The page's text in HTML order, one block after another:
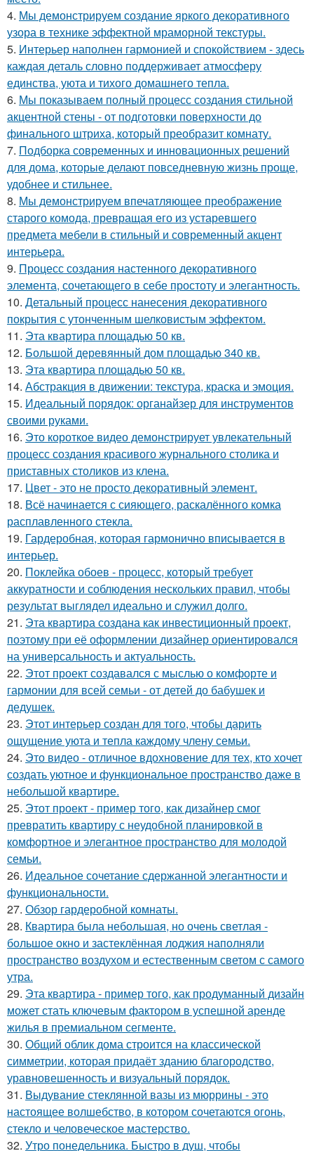
4. Мы демонстрируем создание яркого декоративного
узора в технике эффектной мраморной текстуры.
5. Интерьер наполнен гармонией и спокойствием - здесь
каждая деталь словно поддерживает атмосферу
единства, уюта и тихого домашнего тепла.
6. Мы показываем полный процесс создания стильной
акцентной стены - от подготовки поверхности до
финального штриха, который преобразит комнату.
7. Подборка современных и инновационных решений
для дома, которые делают повседневную жизнь проще,
удобнее и стильнее.
8. Мы демонстрируем впечатляющее преображение
старого комода, превращая его из устаревшего
предмета мебели в стильный и современный акцент
интерьера.
9. Процесс создания настенного декоративного
элемента, сочетающего в себе простоту и элегантность.
10. Детальный процесс нанесения декоративного
покрытия с утонченным шелковистым эффектом.
11. Эта квартира площадью 50 кв.
12. Большой деревянный дом площадью 340 кв.
13. Эта квартира площадью 50 кв.
14. Абстракция в движении: текстура, краска и эмоция.
15. Идеальный порядок: органайзер для инструментов
своими руками.
16. Это короткое видео демонстрирует увлекательный
процесс создания красивого журнального столика и
приставных столиков из клена.
17. Цвет - это не просто декоративный элемент.
18. Всё начинается с сияющего, раскалённого комка
расплавленного стекла.
19. Гардеробная, которая гармонично вписывается в
интерьер.
20. Поклейка обоев - процесс, который требует
аккуратности и соблюдения нескольких правил, чтобы
результат выглядел идеально и служил долго.
21. Эта квартира создана как инвестиционный проект,
поэтому при её оформлении дизайнер ориентировался
на универсальность и актуальность.
22. Этот проект создавался с мыслью о комфорте и
гармонии для всей семьи - от детей до бабушек и
дедушек.
23. Этот интерьер создан для того, чтобы дарить
ощущение уюта и тепла каждому члену семьи.
24. Это видео - отличное вдохновение для тех, кто хочет
создать уютное и функциональное пространство даже в
небольшой квартире.
25. Этот проект - пример того, как дизайнер смог
превратить квартиру с неудобной планировкой в
комфортное и элегантное пространство для молодой
семьи.
26. Идеальное сочетание сдержанной элегантности и
функциональности.
27. Обзор гардеробной комнаты.
28. Квартира была небольшая, но очень светлая -
большое окно и застеклённая лоджия наполняли
пространство воздухом и естественным светом с самого
утра.
29. Эта квартира - пример того, как продуманный дизайн
может стать ключевым фактором в успешной аренде
жилья в премиальном сегменте.
30. Общий облик дома строится на классической
симметрии, которая придаёт зданию благородство,
уравновешенность и визуальный порядок.
31. Выдувание стеклянной вазы из мюррины - это
настоящее волшебство, в котором сочетаются огонь,
стекло и человеческое мастерство.
32. Утро понедельника. Быстро в душ, чтобы